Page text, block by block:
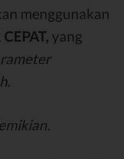
menggunakan
yang